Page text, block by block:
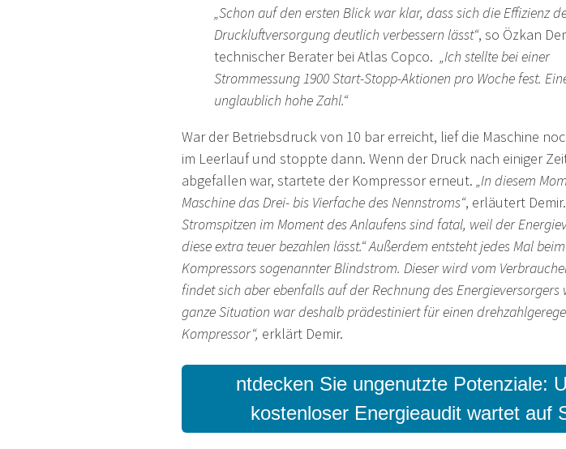
„Schon auf den ersten Blick war klar, dass sich die Effizienz
Druckluftversorgung deutlich verbessern lässt“, so Özkan
technischer Berater bei Atlas Copco. „Ich stellte bei einer
Strommessung 1900 Start-Stopp-Aktionen pro Woche fest.
unglaublich hohe Zahl.“
War der Betriebsdruck von 10 bar erreicht, lief die Maschine
im Leerlauf und stoppte dann. Wenn der Druck nach einiger
abgefallen war, startete der Kompressor erneut. „In diesem
Maschine das Drei- bis Vierfache des Nennstroms“, erläutert Demir.
Stromspitzen im Moment des Anlaufens sind fatal, weil der
diese extra teuer bezahlen lässt.“ Außerdem entsteht jedes Mal
Kompressors sogenannter Blindstrom. Dieser wird vom
findet sich aber ebenfalls auf der Rechnung des Energieversorgers
ganze Situation war deshalbprädestiniert für einen
Kompressor“, erklärt Demir.
ntdecken Sie ungenutzte Potenziale:
kostenloser Energieaudit wartet auf